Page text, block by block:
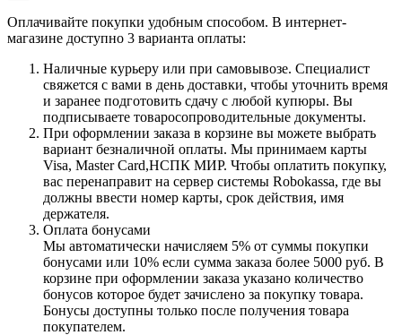
Оплачивайте покупки удобным способом. В интернет-
магазине доступно 3 варианта оплаты:
Наличные курьеру или при самовывозе. Специалист
свяжется с вами в день доставки, чтобы уточнить время
и заранее подготовить сдачу с любой купюры. Вы
подписываете товаросопроводительные документы.
При оформлении заказа в корзине вы можете выбрать
вариант безналичной оплаты. Мы принимаем карты
Visa, Master Card,НСПК МИР. Чтобы оплатить покупку,
вас перенаправит на сервер системы Robokassa, где вы
должны ввести номер карты, срок действия, имя
держателя.
Оплата бонусами
Мы автоматически начисляем 5% от суммы покупки
бонусами или 10% если сумма заказа более 5000 руб. В
корзине при оформлении заказа указано количество
бонусов которое будет зачислено за покупку товара.
Бонусы доступны только после получения товара
покупателем.